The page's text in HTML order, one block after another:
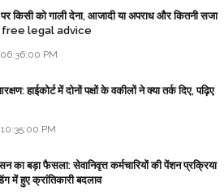
किसी को गाली देना, आजादी या अपराध और कितनी सजा
- free legal advice
PM
हाईकोर्ट में दोनों पक्षों के वकीलों ने क्या तर्क दिए, पढ़िए
PM
का बड़ा फैसला: सेवानिवृत्त कर्मचारियों की पेंशन प्रक्रिया
में हुए क्रांतिकारी बदलाव